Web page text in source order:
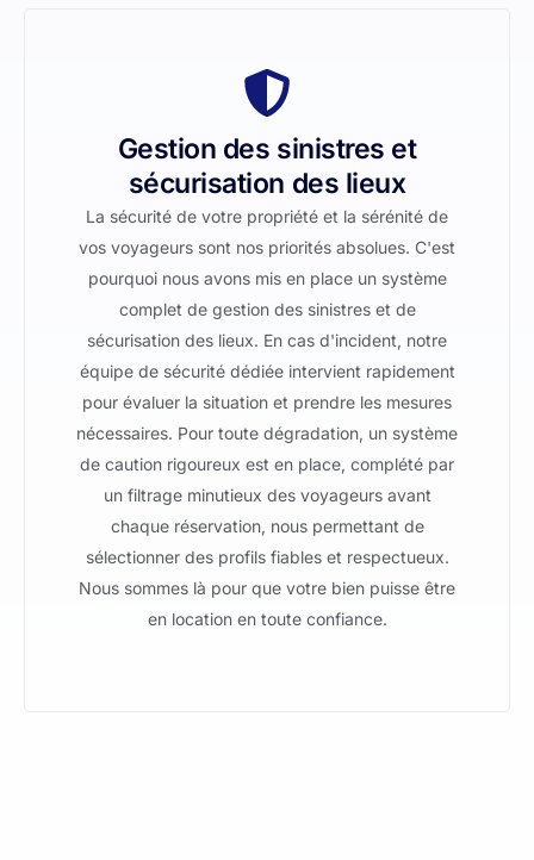
Gestion des sinistres et
sécurisation des lieux
La sécurité de votre propriété et la sérénité de
vos voyageurs sont nos priorités absolues. C'est
pourquoi nous avons mis en place un système
complet de gestion des sinistres et de
sécurisation des lieux. En cas d'incident, notre
équipe de sécurité dédiée intervient rapidement
pour évaluer la situation et prendre les mesures
nécessaires. Pour toute dégradation, un système
de caution rigoureux est en place, complété par
un filtrage minutieux des voyageurs avant
chaque réservation, nous permettant de
sélectionner des profils fiables et respectueux.
Nous sommes là pour que votre bien puisse être
en location en toute confiance.